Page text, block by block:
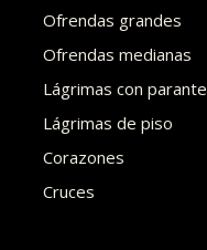
Ofrendas grandes
Ofrendas medianas
Lágrimas con parante
Lágrimas de piso
Corazones
Cruces